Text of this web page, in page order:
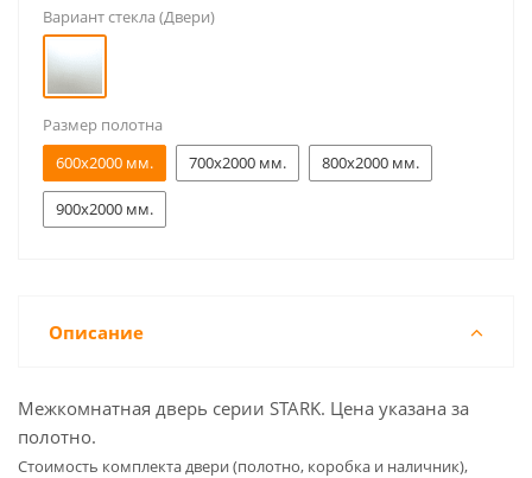
Вариант стекла (Двери)
Размер полотна
600x2000 мм.
700x2000 мм. 800x2000 мм.
900x2000 мм.
Описание
Межкомнатная дверь серии STARK. Цена указана за
полотно.
Cтоимость комплекта двери (полотно, коробка и наличник),